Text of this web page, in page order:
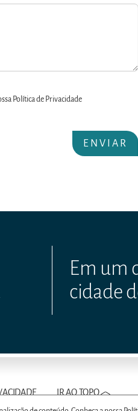
Política de Privacidade
Em um
cidade
IR AO TOPO